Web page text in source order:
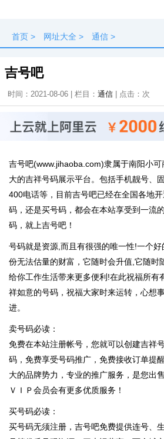
首页 > 网址大全 > 通信 >
吉号吧
时间：2021-08-06 | 栏目： 通信 | 点击： 次
吉号吧(www.jihaoba.com)隶属于南阳小
大的吉祥号码展示平台。包括手机靓号、
400电话等，目前吉号吧已经在全国各地
码，还是买号码，都会在本站享受到一流
码，就上吉号吧！
号码就是资源,而且有很强的唯一性!一个
份无法估量的财富，它随时会升值,它随时
给你工作生活带来更多便利!在此祝福所有
祥如意的号码，祝福大家时来运转，心想
进。
卖号码必读：
免费在本站注册帐号，您就可以创建吉祥
码，免费享受号码推广，免费接收订单提
大的品牌势力，专业的推广服务，是您出
ＶＩＰ会员会有更多优质服务！
买号码必读：
买号码无须注册，吉号吧免费提供连号、